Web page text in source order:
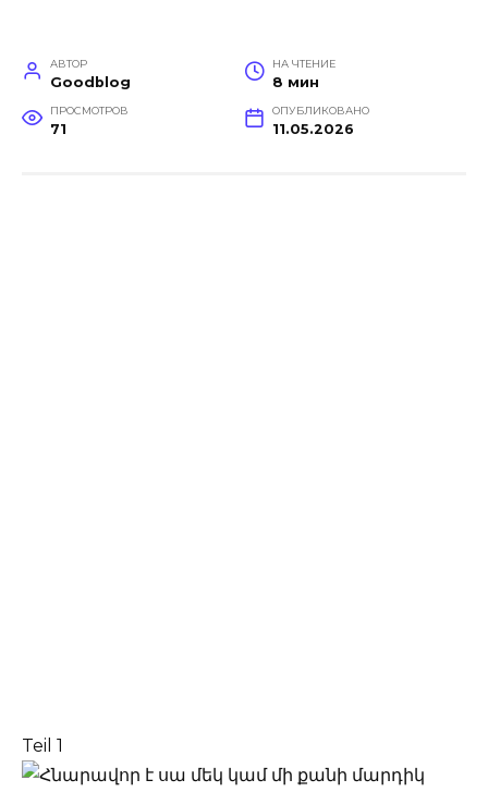
АВТОР
Goodblog
НА ЧТЕНИЕ
8 мин
ПРОСМОТРОВ
71
ОПУБЛИКОВАНО
11.05.2026
Teil 1